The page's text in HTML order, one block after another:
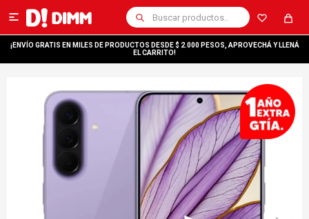

¡ENVÍO GRATIS EN MILES DE PRODUCTOS DESDE $ 2.000 PESOS, APROVECHÁ Y LLENÁ
EL CARRITO!